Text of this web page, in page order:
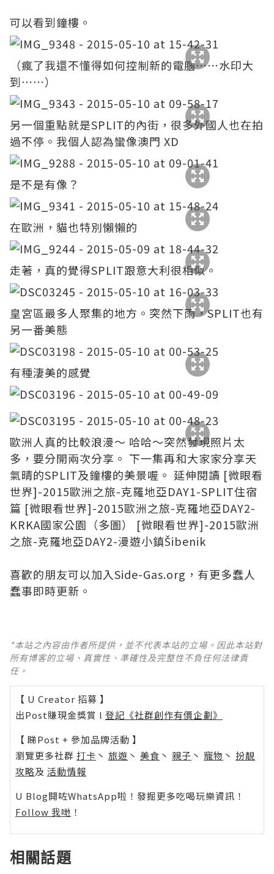
可以看到鐘樓。
（瘋了我還不懂得如何控制新的電腦⋯⋯水印大
到⋯⋯）
另一個重點就是SPLIT的內街，很多外國人也在拍
過不停。我個人認為蠻像澳門 XD
是不是有像？
在歐洲，貓也特別懶懶的
走著，真的覺得SPLIT跟意大利很相似。
皇宮區最多人聚集的地方。突然下雨，SPLIT也有
另一番美態
有種淒美的感覺
歐洲人真的比較浪漫～ 哈哈～突然發現照片太
多，要分開兩次分享。 下一集再和大家家分享天
氣晴的SPLIT及鐘樓的美景喔。 延伸閱讀 [微眼看
世界]-2015歐洲之旅-克羅地亞DAY1-SPLIT住宿
篇 [微眼看世界]-2015歐洲之旅-克羅地亞DAY2-
KRKA國家公園（多圖） [微眼看世界]-2015歐洲
之旅-克羅地亞DAY2-漫遊小鎮Šibenik
喜歡的朋友可以加入Side-Gas.org ，有更多蠢人
蠢事即時更新。
*本站之內容由作者所提供，並不代表本站的立場。因此本站對
所有博客的立場、真實性、準確性及完整性不負任何法律責
任。
【 U Creator 招募 】
出Post賺現金獎賞 l 登記《社群創作有價企劃》
【 睇Post + 參加品牌活動 】
瀏覽更多社群 打卡 丶 旅遊 丶 美食 丶 親子 丶 寵物 丶 扮靚
攻略及 活動情報
U Blog開咗WhatsApp啦！發掘更多吃喝玩樂資訊！
Follow 我哋 ！
相關話題